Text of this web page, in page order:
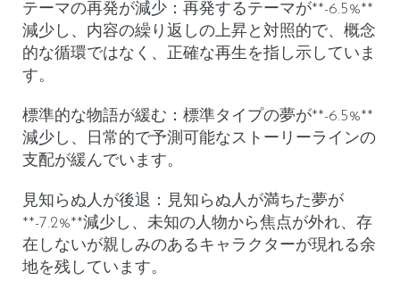
テーマの再発が減少 ： 再発するテーマが**-6.5%**
減少し、内容の繰り返しの上昇と対照的で、概念
的な循環ではなく、正確な再生を指し示していま
す。
標準的な物語が緩む ： 標準タイプの夢が**-6.5%**
減少し、日常的で予測可能なストーリーラインの
支配が緩んでいます。
見知らぬ人が後退 ： 見知らぬ人が満ちた夢が
**-7.2%**減少し、未知の人物から焦点が外れ、存
在しないが親しみのあるキャラクターが現れる余
地を残しています。